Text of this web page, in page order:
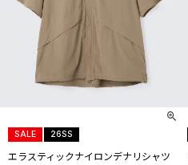
エラスティックナイロンデナリシャツ
SALE 26SS